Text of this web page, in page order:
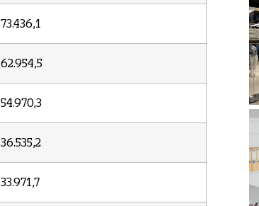
73.436,1
62.954,5
54.970,3
36.535,2
33.971,7